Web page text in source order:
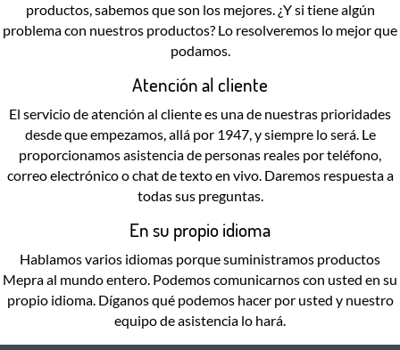
productos, sabemos que son los mejores. ¿Y si tiene algún
problema con nuestros productos? Lo resolveremos lo mejor que
podamos.
Atención al cliente
El servicio de atención al cliente es una de nuestras prioridades
desde que empezamos, allá por 1947, y siempre lo será. Le
proporcionamos asistencia de personas reales por teléfono,
correo electrónico o chat de texto en vivo. Daremos respuesta a
todas sus preguntas.
En su propio idioma
Hablamos varios idiomas porque suministramos productos
Mepra al mundo entero. Podemos comunicarnos con usted en su
propio idioma. Díganos qué podemos hacer por usted y nuestro
equipo de asistencia lo hará.